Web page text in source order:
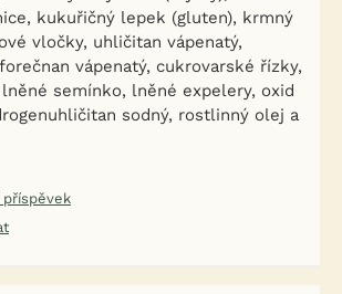
kukuřičný lepek (gluten), krmný
vločky, uhličitan vápenatý,
vápenatý, cukrovarské řízky,
semínko, lněné expelery, oxid
sodný, rostlinný olej a
příspěvek